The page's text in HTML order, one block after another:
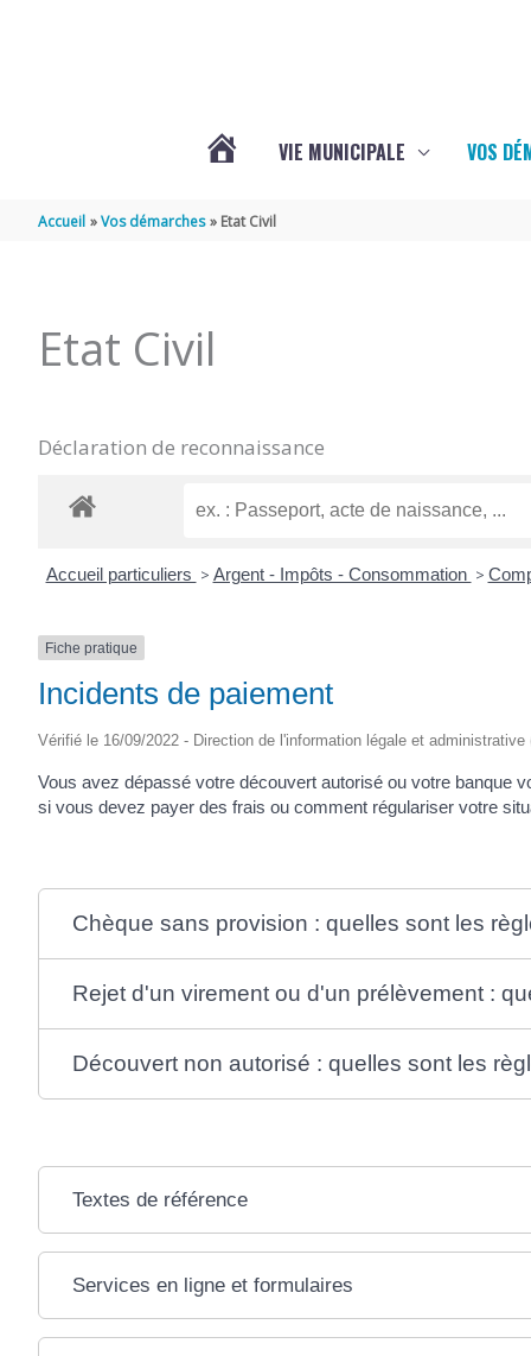
MAZERAY
VIE MUNICIPALE VOS
Accueil Vos démarches Etat Civil
Etat Civil
Déclaration de reconnaissance
Accueil particuliers > Argent - Impôts - Consommation >
Fiche pratique
Incidents de paiement
Vérifié le 16/09/2022 - Direction de l'information légale et administrative
Vous avez dépassé votre découvert autorisé ou votre banque
si vous devez payer des frais ou comment régulariser votre
Chèque sans provision : quelles sont les
Rejet d'un virement ou d'un prélèvement :
Découvert non autorisé : quelles sont les
Textes de référence
Services en ligne et formulaires